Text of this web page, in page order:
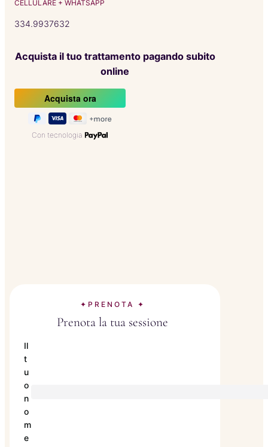
CELLULARE + WHATSAPP
334.9937632
Acquista il tuo trattamento pagando subito
online
Con tecnologia
✦PRENOTA ✦
Prenota la tua sessione
Il
t
u
o
n
o
m
e